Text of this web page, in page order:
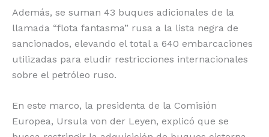
Además, se suman 43 buques adicionales de la
llamada “flota fantasma” rusa a la lista negra de
sancionados, elevando el total a 640 embarcaciones
utilizadas para eludir restricciones internacionales
sobre el petróleo ruso.
En este marco, la presidenta de la Comisión
Europea, Ursula von der Leyen, explicó que se